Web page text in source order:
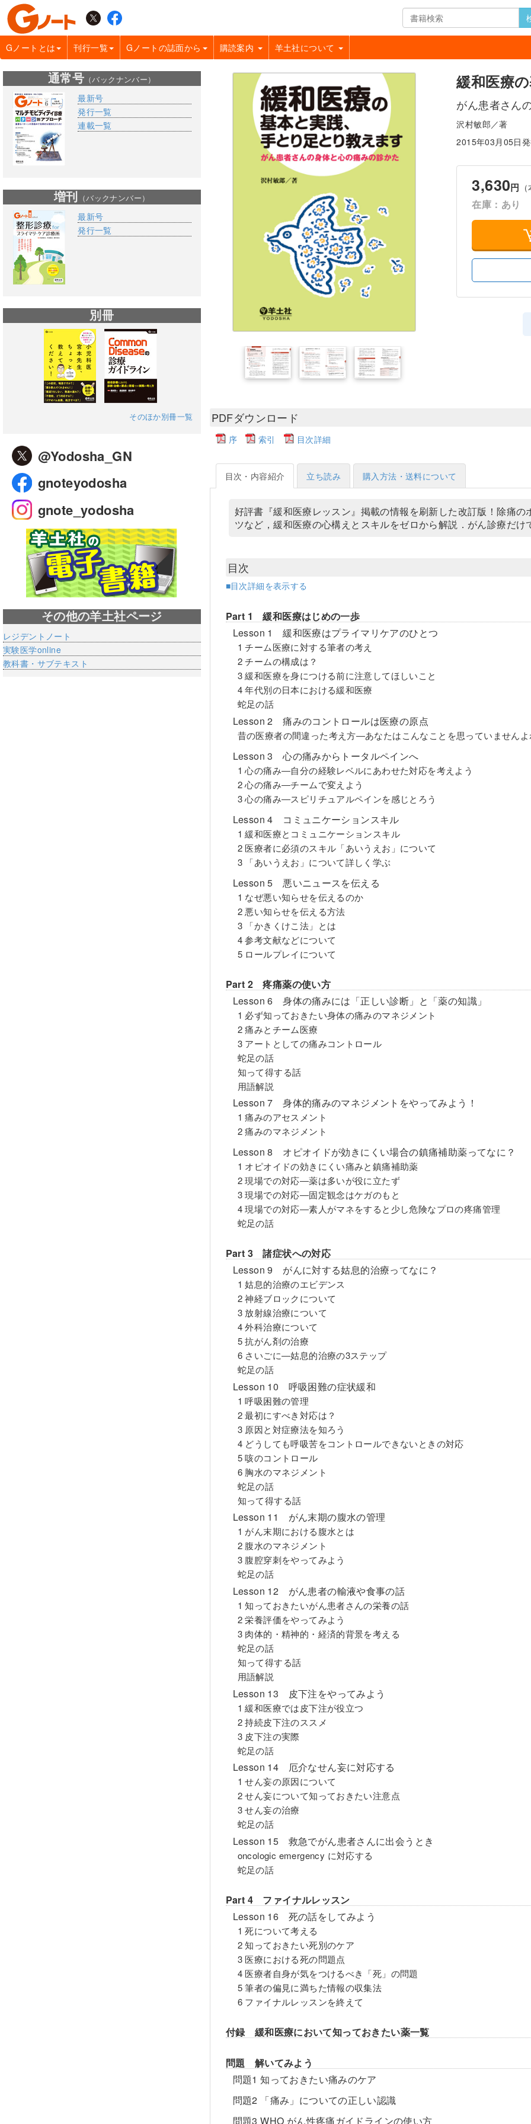
Gノートとは 刊行一覧 Gノートの誌面から 購読案内 羊土社について
緩和医療
がん患者さん
沢村敏郎／著
2015年03月05日
3,630円
在庫：あり
PDFダウンロード
序 索引 目次詳細
目次・内容紹介 立ち読み 購入方法・送料について
好評書『緩和医療レッスン』掲載の情報を刷新した改訂版！除痛
ツなど，緩和医療の心構えとスキルをゼロから解説．がん診療だ
目次
■目次詳細を表示する
Part 1 緩和医療はじめの一歩
Lesson 1 緩和医療はプライマリケアのひとつ
1 チーム医療に対する筆者の考え
2 チームの構成は？
3 緩和医療を身につける前に注意してほしいこと
4 年代別の日本における緩和医療
蛇足の話
Lesson 2 痛みのコントロールは医療の原点
昔の医療者の間違った考え方―あなたはこんなことを思っていません
Lesson 3 心の痛みからトータルペインへ
1 心の痛み―自分の経験レベルにあわせた対応を考えよう
2 心の痛み―チームで変えよう
3 心の痛み―スピリチュアルペインを感じとろう
Lesson 4 コミュニケーションスキル
1 緩和医療とコミュニケーションスキル
2 医療者に必須のスキル「あいうえお」について
3 「あいうえお」について詳しく学ぶ
Lesson 5 悪いニュースを伝える
1 なぜ悪い知らせを伝えるのか
2 悪い知らせを伝える方法
3 「かきくけこ法」とは
4 参考文献などについて
5 ロールプレイについて
Part 2 疼痛薬の使い方
Lesson 6 身体の痛みには「正しい診断」と「薬の知識」
1 必ず知っておきたい身体の痛みのマネジメント
2 痛みとチーム医療
3 アートとしての痛みコントロール
蛇足の話
知って得する話
用語解説
Lesson 7 身体的痛みのマネジメントをやってみよう！
1 痛みのアセスメント
2 痛みのマネジメント
Lesson 8 オピオイドが効きにくい場合の鎮痛補助薬ってなに？
1 オピオイドの効きにくい痛みと鎮痛補助薬
2 現場での対応―薬は多いが役に立たず
3 現場での対応―固定観念はケガのもと
4 現場での対応―素人がマネをすると少し危険なプロの疼痛管理
蛇足の話
Part 3 諸症状への対応
Lesson 9 がんに対する姑息的治療ってなに？
1 姑息的治療のエビデンス
2 神経ブロックについて
3 放射線治療について
4 外科治療について
5 抗がん剤の治療
6 さいごに―姑息的治療の3ステップ
蛇足の話
Lesson 10 呼吸困難の症状緩和
1 呼吸困難の管理
2 最初にすべき対応は？
3 原因と対症療法を知ろう
4 どうしても呼吸苦をコントロールできないときの対応
5 咳のコントロール
6 胸水のマネジメント
蛇足の話
知って得する話
Lesson 11 がん末期の腹水の管理
1 がん末期における腹水とは
2 腹水のマネジメント
3 腹腔穿刺をやってみよう
蛇足の話
Lesson 12 がん患者の輸液や食事の話
1 知っておきたいがん患者さんの栄養の話
2 栄養評価をやってみよう
3 肉体的・精神的・経済的背景を考える
蛇足の話
知って得する話
用語解説
Lesson 13 皮下注をやってみよう
1 緩和医療では皮下注が役立つ
2 持続皮下注のススメ
3 皮下注の実際
蛇足の話
Lesson 14 厄介なせん妄に対応する
1 せん妄の原因について
2 せん妄について知っておきたい注意点
3 せん妄の治療
蛇足の話
Lesson 15 救急でがん患者さんに出会うとき
oncologic emergency に対応する
蛇足の話
Part 4 ファイナルレッスン
Lesson 16 死の話をしてみよう
1 死について考える
2 知っておきたい死別のケア
3 医療における死の問題点
4 医療者自身が気をつけるべき「死」の問題
5 筆者の偏見に満ちた情報の収集法
6 ファイナルレッスンを終えて
付録 緩和医療において知っておきたい薬一覧
問題 解いてみよう
問題1 知っておきたい痛みのケア
問題2 「痛み」についての正しい認識
問題3 WHO がん性疼痛ガイドラインの使い方
通常号 （バックナンバー）
最新号
発行一覧
連載一覧
増刊 （バックナンバー）
最新号
発行一覧
別冊
そのほか別冊一覧
@Yodosha_GN
gnoteyodosha
gnote_yodosha
その他の羊土社ページ
レジデントノート
実験医学online
教科書・サブテキスト